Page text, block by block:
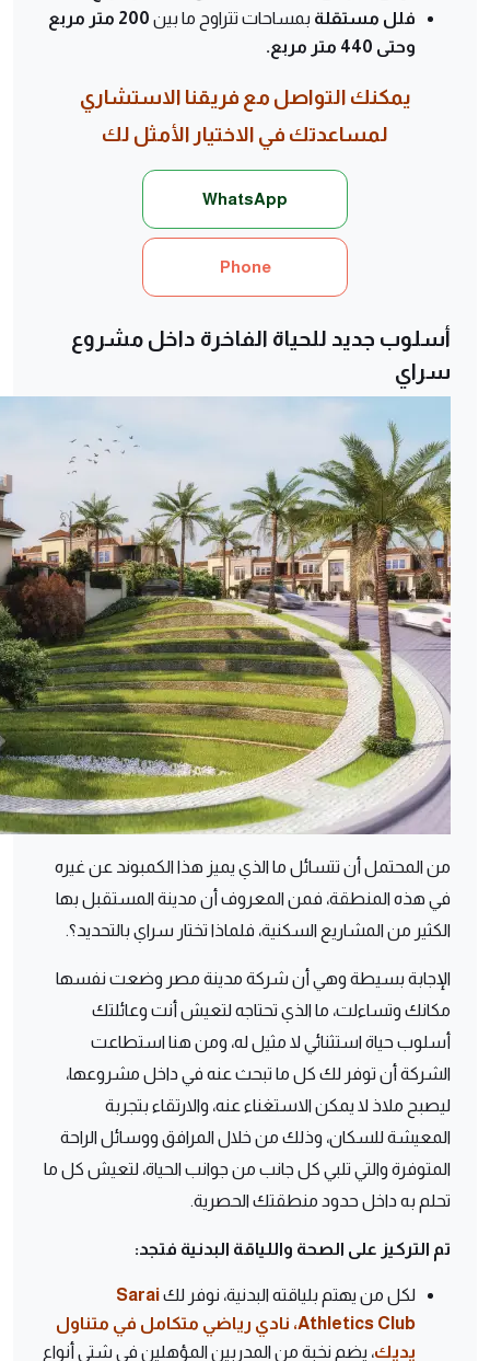
فلل مستقلة بمساحات تتراوح ما بين
200 متر مربع
وحتى 440 متر مربع.
يمكنك التواصل مع فريقنا الاستشاري
لمساعدتك في الاختيار الأمثل لك
WhatsApp
Phone
أسلوب جديد للحياة الفاخرة داخل مشروع
سراي
من المحتمل أن تتسائل ما الذي يميز هذا الكمبوند عن غيره
في هذه المنطقة، فمن المعروف أن مدينة المستقبل بها
الكثير من المشاريع السكنية، فلماذا تختار سراي بالتحديد؟.
الإجابة بسيطة وهي أن شركة مدينة مصر وضعت نفسها
مكانك وتساءلت، ما الذي تحتاجه لتعيش أنت وعائلتك
أسلوب حياة استثنائي لا مثيل له، ومن هنا استطاعت
الشركة أن توفر لك كل ما تبحث عنه في داخل مشروعها،
ليصبح ملاذ لا يمكن الاستغناء عنه، والارتقاء بتجربة
المعيشة للسكان، وذلك من خلال المرافق ووسائل الراحة
المتوفرة والتي تلبي كل جانب من جوانب الحياة، لتعيش كل ما
تحلم به داخل حدود منطقتك الحصرية.
تم التركيز على الصحة واللياقة البدنية فتجد:
لكل من يهتم بلياقته البدنية، نوفر لكSarai
Athletics Club، نادي رياضي متكامل في متناول
يديك، يضم نخبة من المدربين المؤهلين في شتى أنواع